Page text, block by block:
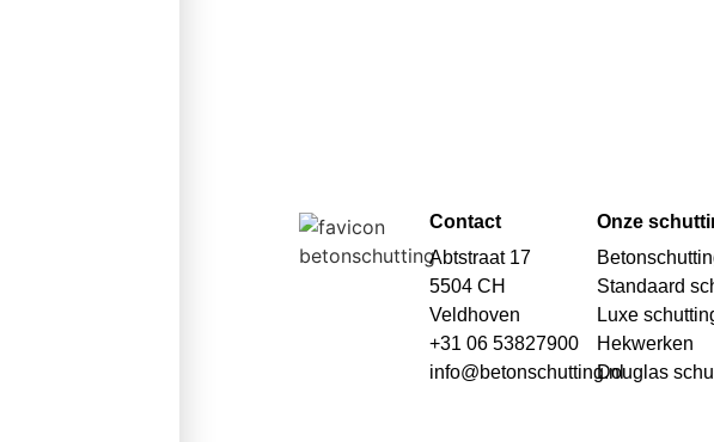
Contact
Abtstraat 17
5504 CH
Veldhoven
+31 06 53827900
info@betonschutting.nl
Onze
Standaard
Luxe
Hekwerken
Douglas